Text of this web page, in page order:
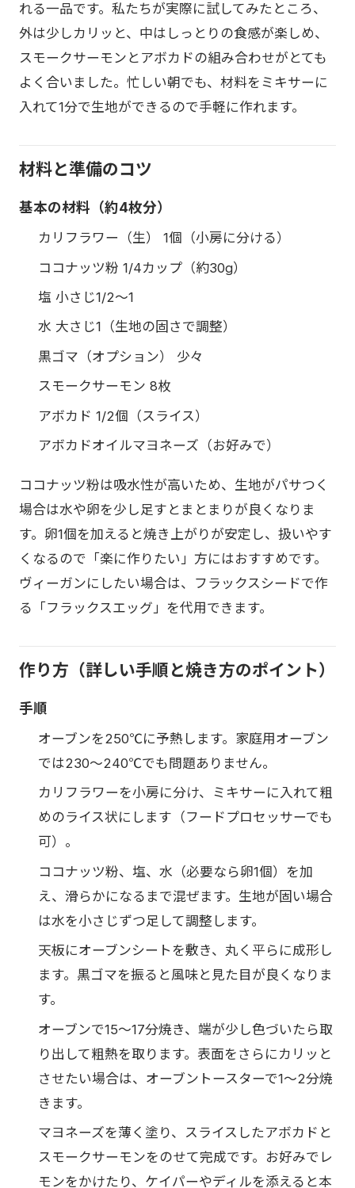
れる一品です。私たちが実際に試してみたところ、
外は少しカリッと、中はしっとりの食感が楽しめ、
スモークサーモンとアボカドの組み合わせがとても
よく合いました。忙しい朝でも、材料をミキサーに
入れて1分で生地ができるので手軽に作れます。
材料と準備のコツ
基本の材料（約4枚分）
カリフラワー（生） 1個（小房に分ける）
ココナッツ粉 1/4カップ（約30g）
塩 小さじ1/2〜1
水 大さじ1（生地の固さで調整）
黒ゴマ（オプション） 少々
スモークサーモン 8枚
アボカド 1/2個（スライス）
アボカドオイルマヨネーズ（お好みで）
ココナッツ粉は吸水性が高いため、生地がパサつく
場合は水や卵を少し足すとまとまりが良くなりま
す。卵1個を加えると焼き上がりが安定し、扱いやす
くなるので「楽に作りたい」方にはおすすめです。
ヴィーガンにしたい場合は、フラックスシードで作
る「フラックスエッグ」を代用できます。
作り方（詳しい手順と焼き方のポイント）
手順
オーブンを250℃に予熱します。家庭用オーブン
では230〜240℃でも問題ありません。
カリフラワーを小房に分け、ミキサーに入れて粗
めのライス状にします（フードプロセッサーでも
可）。
ココナッツ粉、塩、水（必要なら卵1個）を加
え、滑らかになるまで混ぜます。生地が固い場合
は水を小さじずつ足して調整します。
天板にオーブンシートを敷き、丸く平らに成形し
ます。黒ゴマを振ると風味と見た目が良くなりま
す。
オーブンで15〜17分焼き、端が少し色づいたら取
り出して粗熱を取ります。表面をさらにカリッと
させたい場合は、オーブントースターで1〜2分焼
きます。
マヨネーズを薄く塗り、スライスしたアボカドと
スモークサーモンをのせて完成です。お好みでレ
モンをかけたり、ケイパーやディルを添えると本